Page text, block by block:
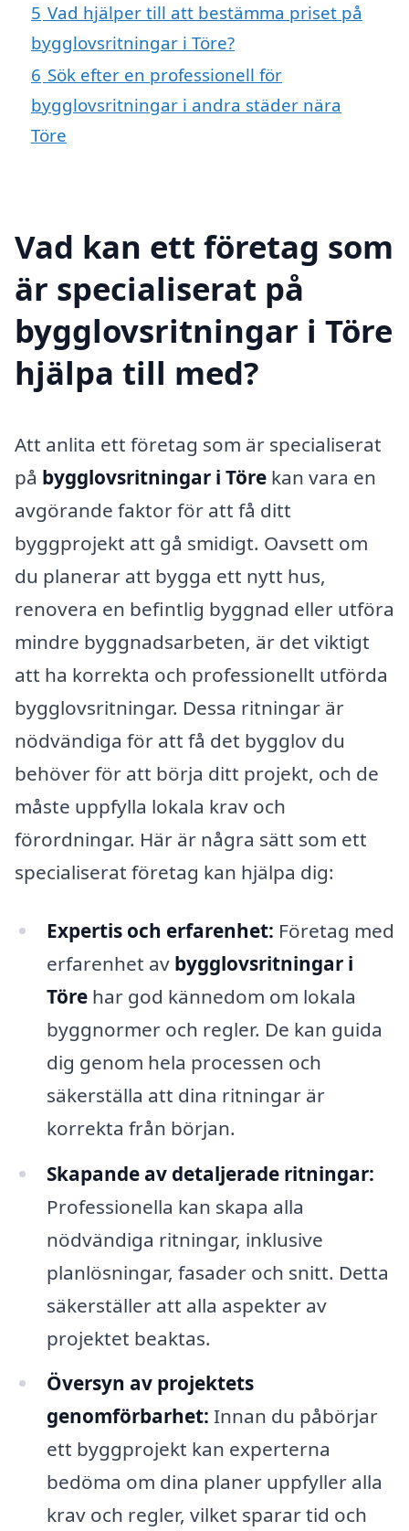
5 Vad hjälper till att bestämma priset på
bygglovsritningar i Töre?
6 Sök efter en professionell för
bygglovsritningar i andra städer nära
Töre
Vad kan ett företag som
är specialiserat på
bygglovsritningar i Töre
hjälpa till med?
Att anlita ett företag som är specialiserat
på bygglovsritningar i Töre kan vara en
avgörande faktor för att få ditt
byggprojekt att gå smidigt. Oavsett om
du planerar att bygga ett nytt hus,
renovera en befintlig byggnad eller utföra
mindre byggnadsarbeten, är det viktigt
att ha korrekta och professionellt utförda
bygglovsritningar. Dessa ritningar är
nödvändiga för att få det bygglov du
behöver för att börja ditt projekt, och de
måste uppfylla lokala krav och
förordningar. Här är några sätt som ett
specialiserat företag kan hjälpa dig:
Expertis och erfarenhet: Företag med
erfarenhet av bygglovsritningar i
Törehar god kännedom om lokala
byggnormer och regler. De kan guida
dig genom hela processen och
säkerställa att dina ritningar är
korrekta från början.
Skapande av detaljerade ritningar:
Professionella kan skapa alla
nödvändiga ritningar, inklusive
planlösningar, fasader och snitt. Detta
säkerställer att alla aspekter av
projektet beaktas.
Översyn av projektets
genomförbarhet: Innan du påbörjar
ett byggprojekt kan experterna
bedöma om dina planer uppfyller alla
krav och regler, vilket sparar tid och